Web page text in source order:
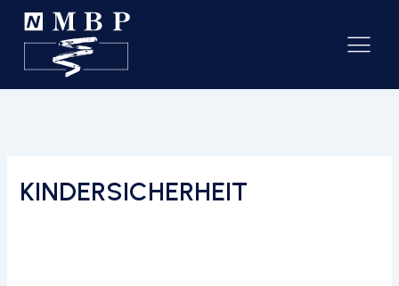
KINDERSICHERHEIT